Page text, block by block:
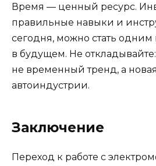
Время — ценный ресурс.
правильные навыки и
сегодня, можно стать
в будущем. Не
не временный тренд, а
автоиндустрии.
Заключение
Переход к работе с